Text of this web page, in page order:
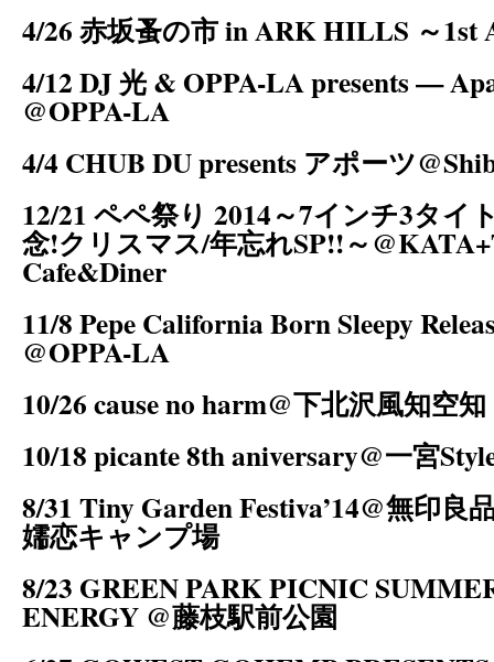
4/26 赤坂蚤の市 in ARK HILLS ～1st
4/12 DJ 光 & OPPA-LA presents —
@OPPA-LA
4/4 CHUB DU presents アポーツ
12/21 ペペ祭り 2014～7インチ3タイ
念!クリスマス/年忘れSP!!～
Cafe&Diner
11/8 Pepe California Born Sleepy
@OPPA-LA
10/26 cause no harm@下北沢風知空知
10/18 picante 8th aniversary@一宮
8/31 Tiny Garden Festiva’14@無印良
嬬恋キャンプ場
8/23 GREEN PARK PICNIC
ENERGY @藤枝駅前公園